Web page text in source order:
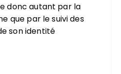
donc autant par la
que par le suivi des
son identité